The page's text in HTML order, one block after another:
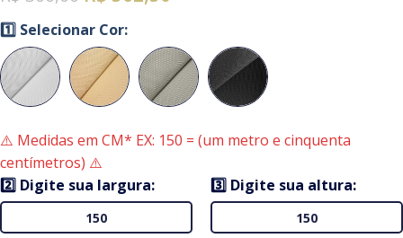
1️⃣ Selecionar Cor:
⚠️ Medidas em CM* EX: 150 = (um metro e cinquenta
centímetros) ⚠️
2️⃣ Digite sua largura:
3️⃣ Digite sua altura: